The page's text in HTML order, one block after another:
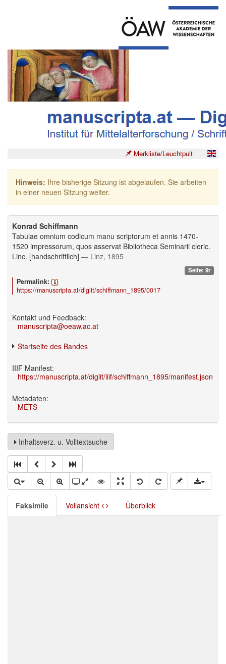
Merkliste/Leuchtpult
Hinweis: Ihre bisherige Sitzung ist abgelaufen. Sie arbeiten
in einer neuen Sitzung weiter.
Konrad Schiffmann
Tabulae omnium codicum manu scriptorum et annis 1470-
1520 impressorum, quos asservat Bibliotheca Seminarii cleric.
Linc. [handschriftlich] — Linz, 1895
Seite: 9r
Permalink:
https://manuscripta.at/diglit/schiffmann_1895/0017
Kontakt und Feedback:
manuscripta@oeaw.ac.at
Startseite des Bandes
IIIF Manifest:
https://manuscripta.at/diglit/iiif/schiffmann_1895/manifest.json
Metadaten:
METS
Inhaltsverz. u. Volltextsuche
Faksimile Vollansicht Überblick